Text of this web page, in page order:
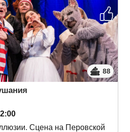
88
Сцена на Перовской